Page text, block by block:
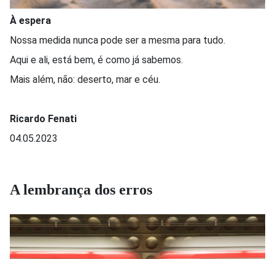
À espera
Nossa medida nunca pode ser a mesma para tudo.
Aqui e ali, está bem, é como já sabemos.
Mais além, não: deserto, mar e céu.
Ricardo Fenati
04.05.2023
A lembrança dos erros